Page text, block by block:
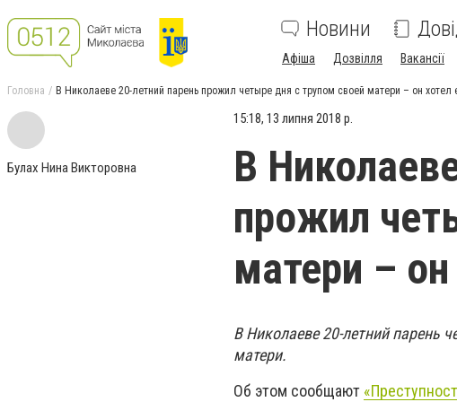
Новини
Афіша Дозвілля Вакансії
Головна В Николаеве 20-летний парень прожил четыре дня с трупом своей матери – он хотел
Булах Нина Викторовна
15:18, 13 липня 2018 р.
В
прожил
матери – он
В Николаеве 20-летний парень
матери.
Об этом сообщают